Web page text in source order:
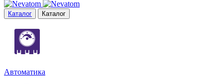
Каталог Каталог
Автоматика